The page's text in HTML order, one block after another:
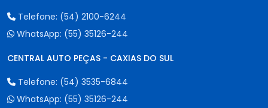
Telefone: (54) 2100-6244
WhatsApp: (55) 35126-244
CENTRAL AUTO PEÇAS - CAXIAS DO SUL
Telefone: (54) 3535-6844
WhatsApp: (55) 35126-244